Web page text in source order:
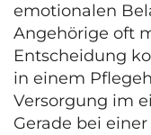
emotionalen
Angehörige oft
Entscheidung
in einem
Versorgung im
Gerade bei